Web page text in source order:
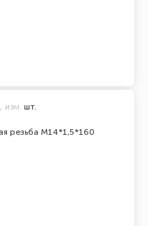
резьба M14*1,5*160
изм. шт.